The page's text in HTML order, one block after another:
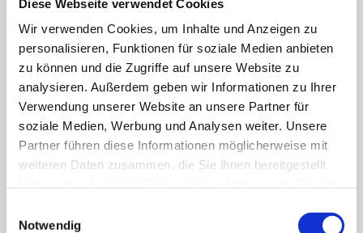
Diese Webseite verwendet Cookies
Wir verwenden Cookies, um Inhalte und Anzeigen zu
personalisieren, Funktionen für soziale Medien anbieten
zu können und die Zugriffe auf unsere Website zu
analysieren. Außerdem geben wir Informationen zu Ihrer
Verwendung unserer Website an unsere Partner für
soziale Medien, Werbung und Analysen weiter. Unsere
Partner führen diese Informationen möglicherweise mit
weiteren Daten zusammen, die Sie ihnen bereitgestellt
Notwendig
Klinik für Allgemein-, Viszeral- und minimal-
invasive Chirurgie
Klinik für Anästhesiologie & Intensivmedizin
Klinik für Innere Medizin Goethestraße